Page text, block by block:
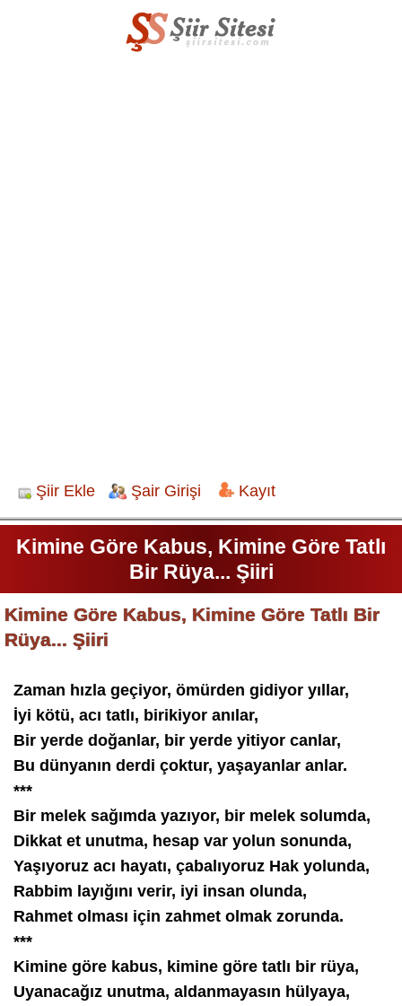
Şiir Ekle Şair Girişi Kayıt
Kimine Göre Kabus, Kimine Göre Tatlı
Bir Rüya... Şiiri
Kimine Göre Kabus, Kimine Göre Tatlı Bir
Rüya... Şiiri
Zaman hızla geçiyor, ömürden gidiyor yıllar,
İyi kötü, acı tatlı, birikiyor anılar,
Bir yerde doğanlar, bir yerde yitiyor canlar,
Bu dünyanın derdi çoktur, yaşayanlar anlar.
***
Bir melek sağımda yazıyor, bir melek solumda,
Dikkat et unutma, hesap var yolun sonunda,
Yaşıyoruz acı hayatı, çabalıyoruz Hak yolunda,
Rabbim layığını verir, iyi insan olunda,
Rahmet olması için zahmet olmak zorunda.
***
Kimine göre kabus, kimine göre tatlı bir rüya,
Uyanacağız unutma, aldanmayasın hülyaya,